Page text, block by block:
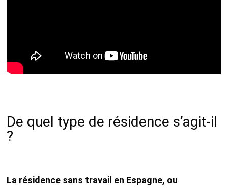
De quel type de résidence s’agit-il
?
La résidence sans travail en Espagne, ou